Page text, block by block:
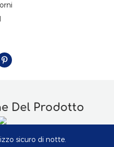
Del Prodotto
sicuro di notte.